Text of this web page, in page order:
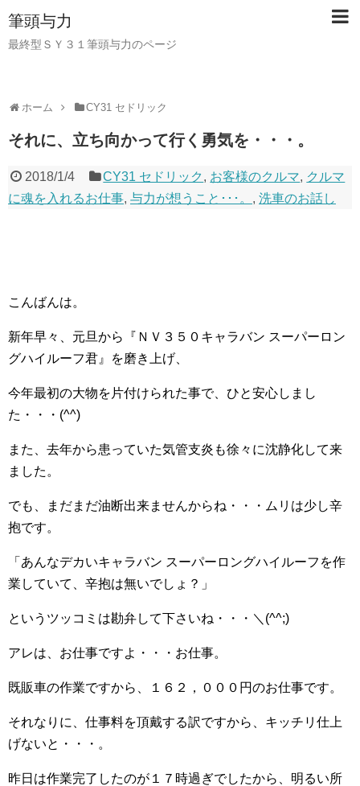
筆頭与力
最終型ＳＹ３１筆頭与力のページ
ホーム CY31 セドリック
それに、立ち向かって行く勇気を・・・。
2018/1/4 CY31 セドリック , お客様のクルマ, クルマ
に魂を入れるお仕事, 与力が想うこと･･･。 , 洗車のお話し
こんばんは。
新年早々、元旦から『ＮＶ３５０キャラバン スーパーロン
グハイルーフ君』を磨き上げ、
今年最初の大物を片付けられた事で、ひと安心しまし
た・・・(^^)
また、去年から患っていた気管支炎も徐々に沈静化して来
ました。
でも、まだまだ油断出来ませんからね・・・ムリは少し辛
抱です。
「あんなデカいキャラバン スーパーロングハイルーフを作
業していて、辛抱は無いでしょ？」
というツッコミは勘弁して下さいね・・・＼(^^;)
アレは、お仕事ですよ・・・お仕事。
既販車の作業ですから、１６２，０００円のお仕事です。
それなりに、仕事料を頂戴する訳ですから、キッチリ仕上
げないと・・・。
昨日は作業完了したのが１７時過ぎでしたから、明るい所